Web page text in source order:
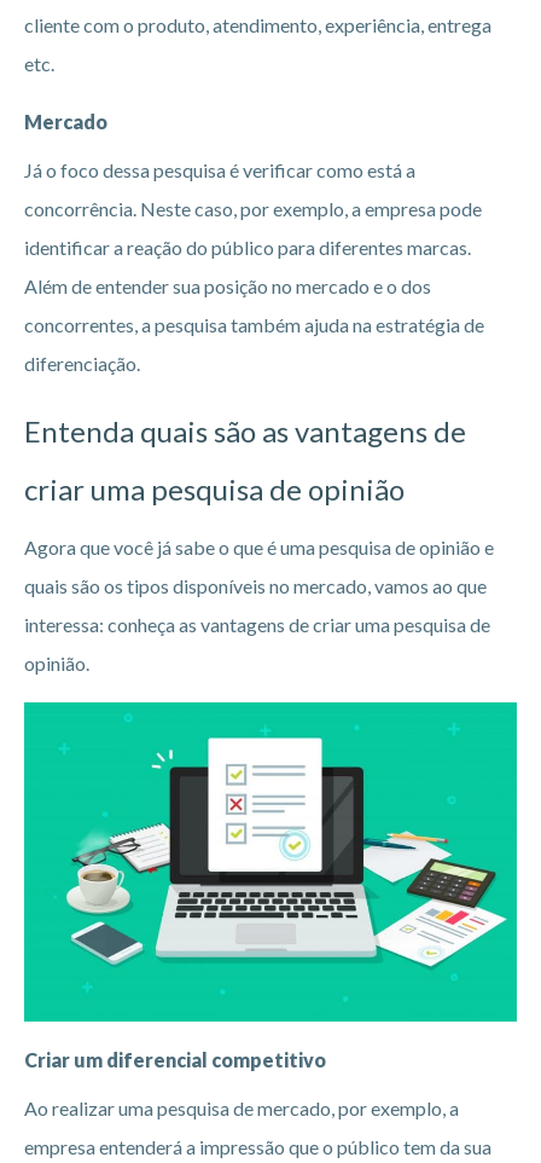
cliente com o produto, atendimento, experiência, entrega
etc.
Mercado
Já o foco dessa pesquisa é verificar como está a
concorrência. Neste caso, por exemplo, a empresa pode
identificar a reação do público para diferentes marcas.
Além de entender sua posição no mercado e o dos
concorrentes, a pesquisa também ajuda na estratégia de
diferenciação.
Entenda quais são as vantagens de
criar uma pesquisa de opinião
Agora que você já sabe o que é uma pesquisa de opinião e
quais são os tipos disponíveis no mercado, vamos ao que
interessa: conheça as vantagens de criar uma pesquisa de
opinião.
Criar um diferencial competitivo
Ao realizar uma pesquisa de mercado, por exemplo, a
empresa entenderá a impressão que o público tem da sua